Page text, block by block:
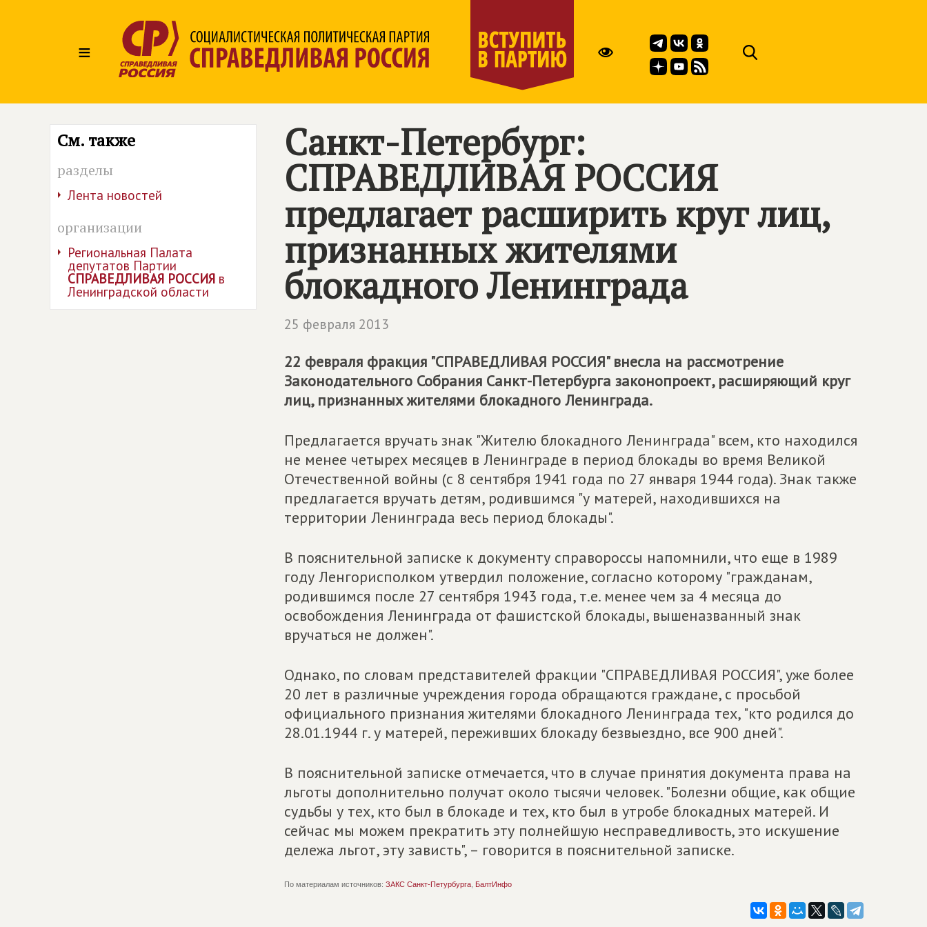
≡
См. также
разделы
Лента новостей
организации
Региональная Палата
депутатов Партии
СПРАВЕДЛИВАЯ РОССИЯ в
Ленинградской области
Санкт-Петербург:
СПРАВЕДЛИВАЯ РОССИЯ
предлагает расширить круг лиц,
признанных жителями
блокадного Ленинграда
25 февраля 2013
22 февраля фракция "СПРАВЕДЛИВАЯ РОССИЯ" внесла на рассмотрение
Законодательного Собрания Санкт-Петербурга законопроект, расширяющий круг
лиц, признанных жителями блокадного Ленинграда.
Предлагается вручать знак "Жителю блокадного Ленинграда" всем, кто находился
не менее четырех месяцев в Ленинграде в период блокады во время Великой
Отечественной войны (с 8 сентября 1941 года по 27 января 1944 года). Знак также
предлагается вручать детям, родившимся "у матерей, находившихся на
территории Ленинграда весь период блокады".
В пояснительной записке к документу справороссы напомнили, что еще в 1989
году Ленгорисполком утвердил положение, согласно которому "гражданам,
родившимся после 27 сентября 1943 года, т.е. менее чем за 4 месяца до
освобождения Ленинграда от фашистской блокады, вышеназванный знак
вручаться не должен".
Однако, по словам представителей фракции "СПРАВЕДЛИВАЯ РОССИЯ", уже более
20 лет в различные учреждения города обращаются граждане, с просьбой
официального признания жителями блокадного Ленинграда тех, "кто родился до
28.01.1944 г. у матерей, переживших блокаду безвыездно, все 900 дней".
В пояснительной записке отмечается, что в случае принятия документа права на
льготы дополнительно получат около тысячи человек. "Болезни общие, как общие
судьбы у тех, кто был в блокаде и тех, кто был в утробе блокадных матерей. И
сейчас мы можем прекратить эту полнейшую несправедливость, это искушение
дележа льгот, эту зависть", – говорится в пояснительной записке.
По материалам источников: ЗАКС Санкт-Петурбурга БалтИнфо